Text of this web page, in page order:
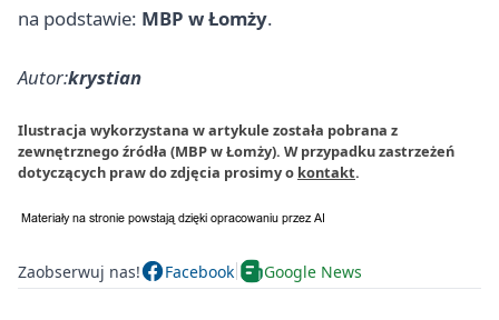
na podstawie: MBP w Łomży.
Autor:krystian
Ilustracja wykorzystana w artykule została pobrana z
zewnętrznego źródła (MBP w Łomży). W przypadku zastrzeżeń
dotyczących praw do zdjęcia prosimy o kontakt.
Zaobserwuj nas! Facebook Google News